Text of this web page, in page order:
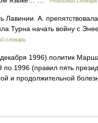
А.
Турна начать войну с
словарь
1996) политик
1996 (правил пять
и продолжительной